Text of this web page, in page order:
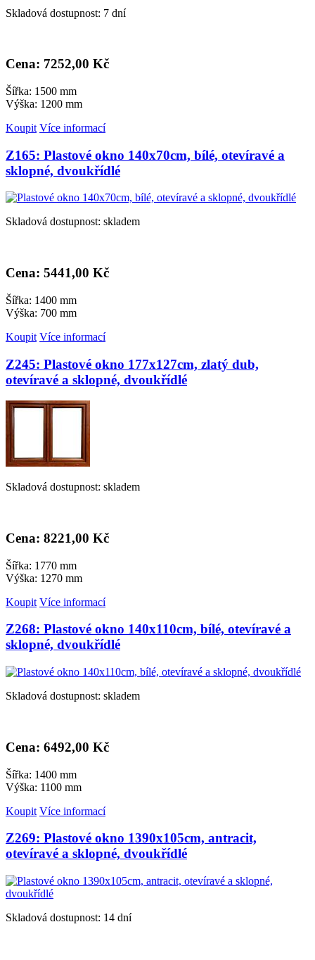
Skladová dostupnost: 7 dní
Cena: 7252,00 Kč
Šířka: 1500 mm
Výška: 1200 mm
Koupit Více informací
Z165: Plastové okno 140x70cm, bílé, otevíravé a
sklopné, dvoukřídlé
Skladová dostupnost: skladem
Cena: 5441,00 Kč
Šířka: 1400 mm
Výška: 700 mm
Koupit Více informací
Z245: Plastové okno 177x127cm, zlatý dub,
otevíravé a sklopné, dvoukřídlé
Skladová dostupnost: skladem
Cena: 8221,00 Kč
Šířka: 1770 mm
Výška: 1270 mm
Koupit Více informací
Z268: Plastové okno 140x110cm, bílé, otevíravé a
sklopné, dvoukřídlé
Skladová dostupnost: skladem
Cena: 6492,00 Kč
Šířka: 1400 mm
Výška: 1100 mm
Koupit Více informací
Z269: Plastové okno 1390x105cm, antracit,
otevíravé a sklopné, dvoukřídlé
Skladová dostupnost: 14 dní